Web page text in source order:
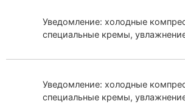
Уведомление: холодные
специальные кремы,
Уведомление: холодные
специальные кремы,